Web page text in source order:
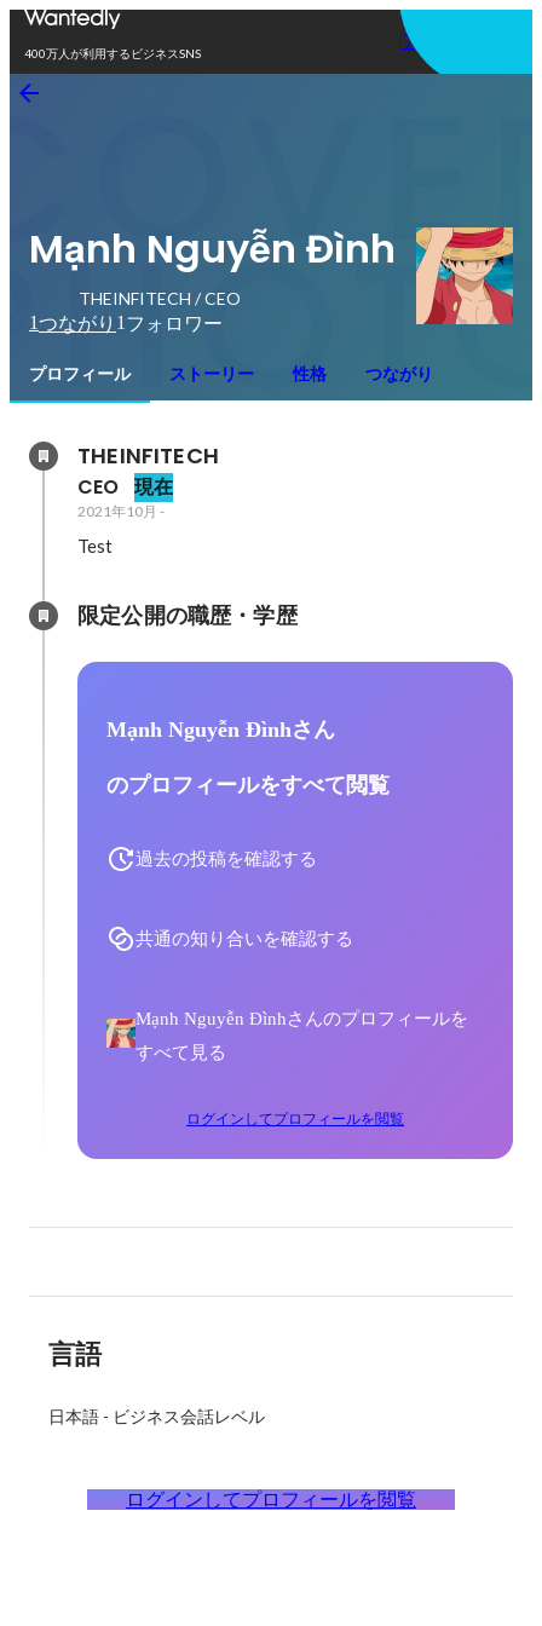
400万人が利用するビジネスSNS
アプリを使う
Mạnh Nguyễn Đình
THEINFITECH / CEO
1つながり 1 フォロワー
プロフィール ストーリー 性格 つながり
THEINFITECH
CEO 現在
2021年10月 -
Test
限定公開の職歴・学歴
Mạnh Nguyễn Đìnhさん
のプロフィールをすべて閲覧
過去の投稿を確認する
共通の知り合いを確認する
Mạnh Nguyễn Đìnhさんのプロフィールを
すべて見る
ログインしてプロフィールを閲覧
言語
日本語 - ビジネス会話レベル
ログインしてプロフィールを閲覧